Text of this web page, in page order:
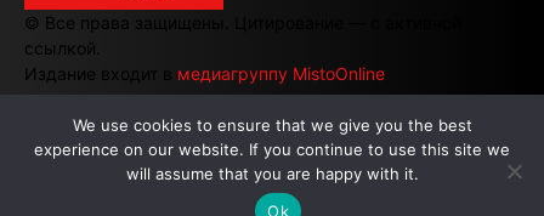
© Все права защищены. Цитирование — с активной
ссылкой.
Издание входит в медиагруппу MistoOnline
АВТОРЫ | РЕКЛАМА НА САЙТЕ
We use cookies to ensure that we give you the best
experience on our website. If you continue to use this site we
will assume that you are happy with it.
Ok